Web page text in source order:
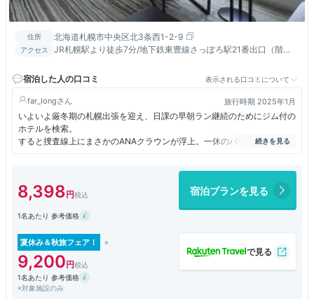
住所 北海道札幌市中央区北3条西1-2-9
アクセス
JR札幌駅より徒歩7分/地下鉄東豊線さっぽろ駅21番出口（階
宿泊した人の口コミ
表示される口コミについて
far_long 旅行時期 2025年1月
いよいよ厳冬期の札幌出張を迎え、日課の早朝ラン継続のためにジム付の
ホテルを検索。
すると捜査線上にまさかのANAクラウンが浮上。一休のバーゲンで＠
￥8K台と破格だったので２泊で投宿しました。
夜便で到着。
東豊線さっぽろ駅の最寄り出口から徒歩30秒でホテル1階で営業している
セコマにたどり着きます。ホテルにセコマ併設って便利ですね。
部屋は20平米ほどのツインルーム。
ホテルの施設も過不足ありません。湯量も豊富、アメニティの入浴剤、そ
れとシェービングクリームがDAVEいよいよ厳冬期の札幌出張を迎え、日
課の早朝ラン継続のためにジム付のホテルを検索。
すると捜査線上にまさかのANAクラウンが浮上。一休のバーゲンで＠
8,398 宿泊プランを見る
1名あたり 参考価格
夏休み＆秋旅フェア！
9,200
1名あたり 参考価格
※対象施設のみ